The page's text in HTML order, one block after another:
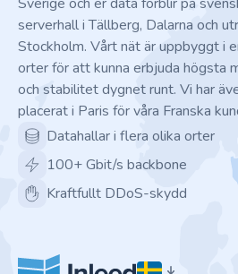
Sverige och er data förblir på
serverhall i Tällberg, Dalarna och
Stockholm. Vårt nät är uppbyggt i
orter för att kunna erbjuda högsta
och stabilitet dygnet runt. Vi har
placerat i Paris för våra Franska
Datahallar i flera olika orter
100+ Gbit/s backbone
Kraftfullt DDoS-skydd